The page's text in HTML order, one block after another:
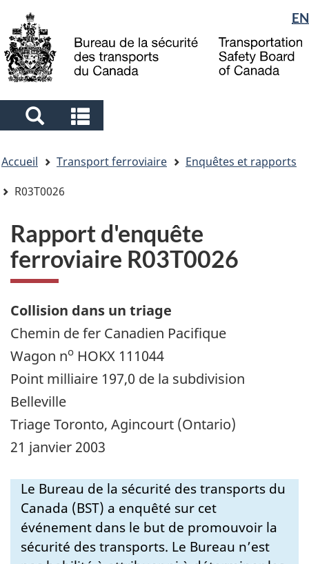
to
main
to
"About
government"
à
la
Sélection
de
la
langue
EN
Search
and
menus
and
menus
êtes
ici
Accueil Transport ferroviaire
Enquêtes et rapports
R03T0026
Rapport d'enquête
ferroviaire R03T0026
Collision dans un triage
Chemin de fer Canadien Pacifique
Wagon no HOKX 111044
Point milliaire 197,0 de la subdivision
Belleville
Triage Toronto, Agincourt (Ontario)
21 janvier 2003
Le Bureau de la sécurité des transports du
Canada (BST) a enquêté sur cet
événement dans le but de promouvoir la
sécurité des transports. Le Bureau n’est